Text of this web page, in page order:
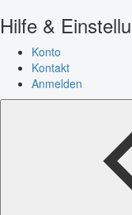
Hilfe &
Konto
Kontakt
Anmelden